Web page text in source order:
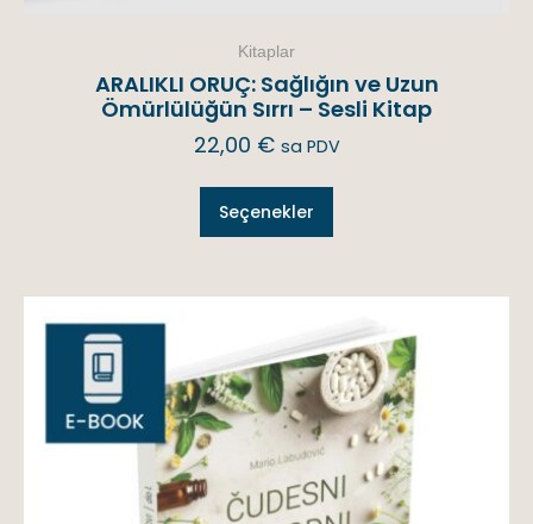
Kitaplar
ARALIKLI ORUÇ: Sağlığın ve Uzun
Ömürlülüğün Sırrı – Sesli Kitap
22,00 € sa PDV
Seçenekler